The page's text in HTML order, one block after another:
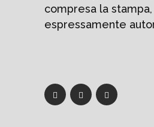
compresa la
espressamente